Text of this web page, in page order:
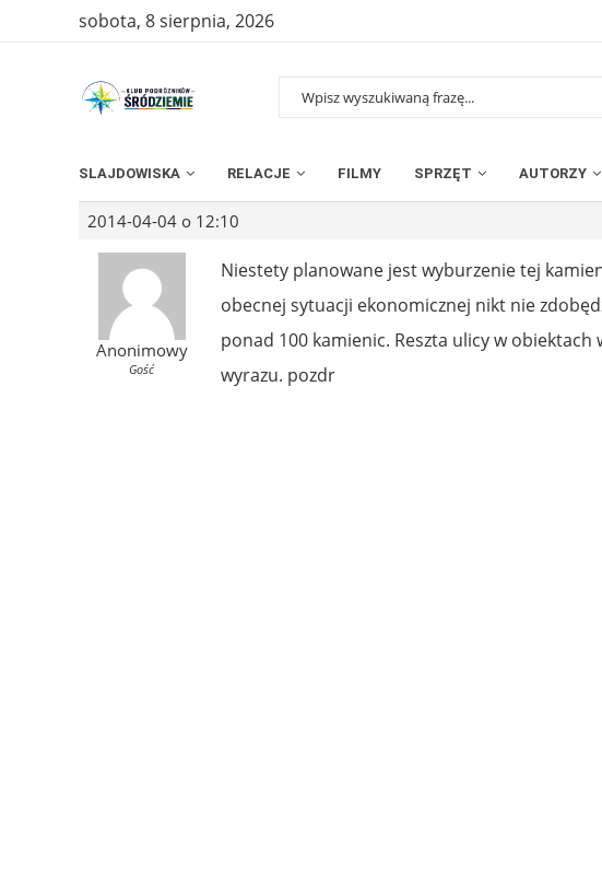
sobota, 8 sierpnia, 2026
SLAJDOWISKA RELACJE FILMY SPRZĘT AUTORZY
2014-04-04 o 12:10
Anonimowy
Gość
Niestety planowane jest wyburzenie tej
obecnej sytuacji ekonomicznej nikt nie
ponad 100 kamienic. Reszta ulicy w obiektach
wyrazu. pozdr